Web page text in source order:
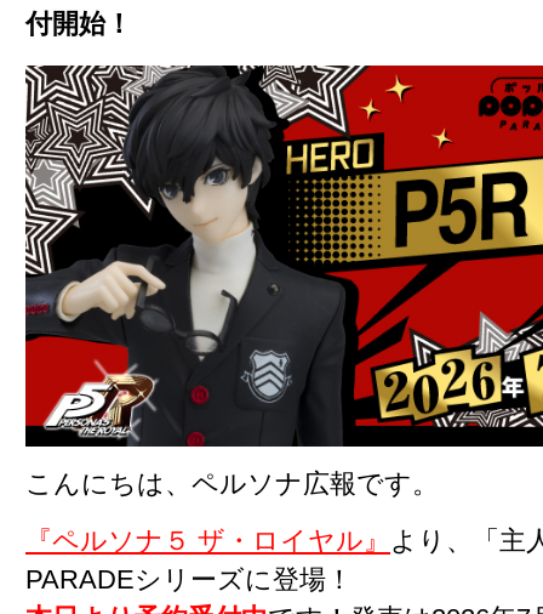
付開始！
こんにちは、ペルソナ広報です。
『ペルソナ５ ザ・ロイヤル』 より、「主
PARADEシリーズに登場！